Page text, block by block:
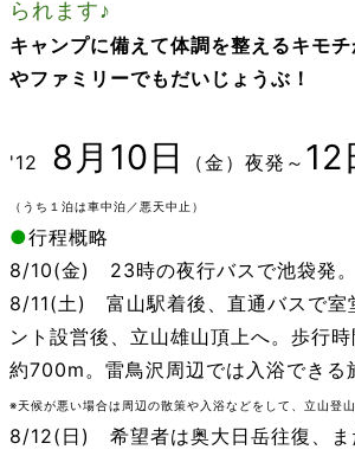
られます♪
キャンプに備えて体調を整えるキモ
やファミリーでもだいじょうぶ！
'12 8月 10日 （金）夜発～ 12
（うち１泊は車中泊／悪天中止）
●行程概略
8/10(金) 23時の夜行バスで池袋発。
8/11(土) 富山駅着後、直通バスで室
ント設営後、立山雄山頂上へ。歩行
約700m。雷鳥沢周辺では入浴できる
※天候が悪い場合は周辺の散策や入浴などをして、立山登山
8/12(日) 希望者は奥大日岳往復、ま